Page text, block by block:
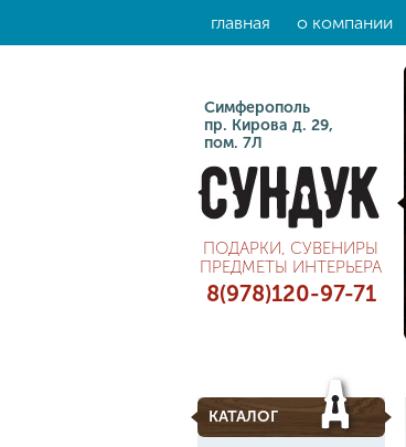
главная о компании
Симферополь
пр. Кирова д. 29,
пом. 7Л
ПОДАРКИ, СУВЕНИРЫ
ПРЕДМЕТЫ ИНТЕРЬЕРА
8(978)120-97-71
КАТАЛОГ